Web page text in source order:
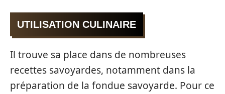
UTILISATION CULINAIRE
Il trouve sa place dans de nombreuses
recettes savoyardes, notamment dans la
préparation de la fondue savoyarde. Pour ce